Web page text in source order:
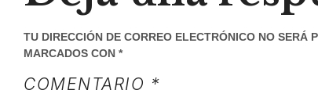
TU DIRECCIÓN DE CORREO ELECTRÓNICO NO SERÁ
MARCADOS CON *
COMENTARIO *